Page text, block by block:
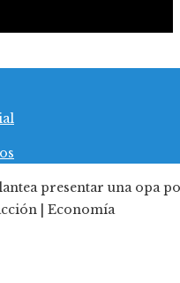
presentar una opa
| Economía